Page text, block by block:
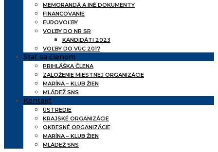
MEMORANDÁ A INÉ DOKUMENTY
FINANCOVANIE
EUROVOĽBY
VOĽBY DO NR SR
KANDIDÁTI 2023
VOĽBY DO VÚC 2017
Stať sa členom
PRIHLÁŠKA ČLENA
ZALOŽENIE MIESTNEJ ORGANIZÁCIE
MARÍNA – KLUB ŽIEN
MLÁDEŽ SNS
Kontakt
ÚSTREDIE
KRAJSKÉ ORGANIZÁCIE
OKRESNÉ ORGANIZÁCIE
MARÍNA – KLUB ŽIEN
MLÁDEŽ SNS